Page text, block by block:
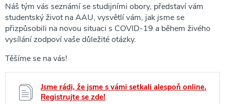
Náš tým vás seznámí se studijními obory, představí vám
studentský život na AAU, vysvětlí vám, jak jsme se
přizpůsobili na novou situaci s COVID-19 a během živého
vysílání zodpoví vaše důležité otázky.
Těšíme se na vás!
Jsme rádi, že jsme s vámi setkali alespoň online.
Registrujte se zde!